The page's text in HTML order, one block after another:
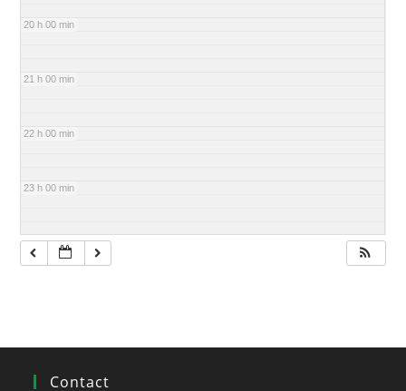
20 h 00 min
21 h 00 min
22 h 00 min
23 h 00 min
Contact